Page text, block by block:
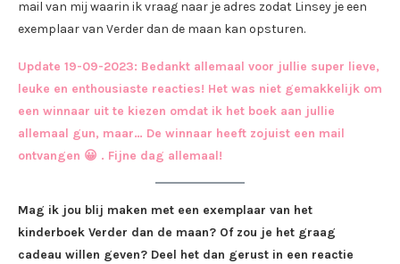
mail van mij waarin ik vraag naar je adres zodat Linsey je een
exemplaar van Verder dan de maan kan opsturen.
Update 19-09-2023: Bedankt allemaal voor jullie super lieve,
leuke en enthousiaste reacties! Het was niet gemakkelijk om
een winnaar uit te kiezen omdat ik het boek aan jullie
allemaal gun, maar… De winnaar heeft zojuist een mail
ontvangen 😀 . Fijne dag allemaal!
Mag ik jou blij maken met een exemplaar van het
kinderboek Verder dan de maan? Of zou je het graag
cadeau willen geven? Deel het dan gerust in een reactie